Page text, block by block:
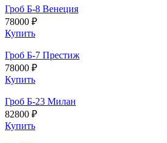
Гроб Б-8 Венеция
78000 ₽
Купить
Гроб Б-7 Престиж
78000 ₽
Купить
Гроб Б-23 Милан
82800 ₽
Купить